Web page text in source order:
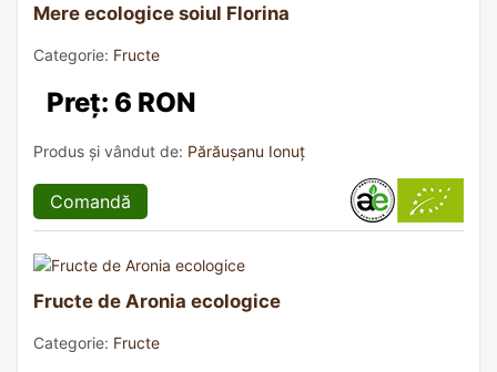
Mere ecologice soiul Florina
Categorie: Fructe
Preț: 6 RON
Produs și vândut de: Părăușanu Ionuț
Comandă
Fructe de Aronia ecologice
Categorie: Fructe